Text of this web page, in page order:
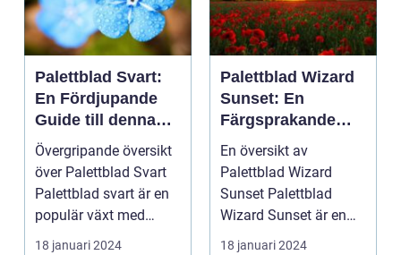
Palettblad Svart:
En Fördjupande
Guide till denna
Mörka Skönhet
Övergripande översikt
över Palettblad Svart
Palettblad svart är en
populär växt med
mörka, djupt fär...
18 januari 2024
Palettblad Wizard
Sunset: En
Färgsprakande
Skatt för
Trädgårdsentusias
ter
En översikt av
Palettblad Wizard
Sunset Palettblad
Wizard Sunset är en
färgstark och charmig
18 januari 2024